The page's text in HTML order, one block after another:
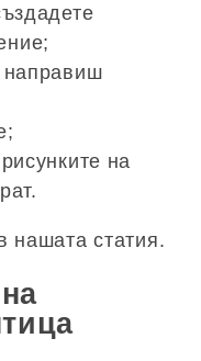
направиш
на
нашата статия.